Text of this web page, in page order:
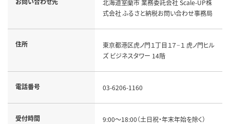
北海道室蘭市 業務委託会社 Scale-UP株
式会社 ふるさと納税お問い合わせ事務局
住所
東京都港区虎ノ門１丁目１７−１ 虎ノ門ヒル
ズ ビジネスタワー 14階
電話番号 03-6206-1160
受付時間 9:00～18:00（土日祝・年末年始を除く）